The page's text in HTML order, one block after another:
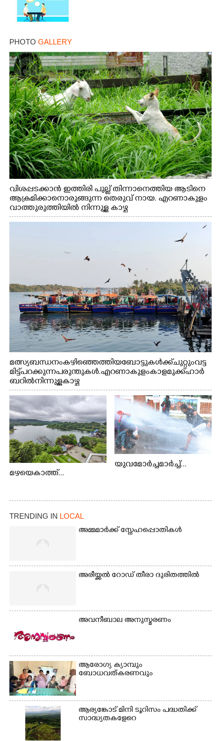
PHOTO GALLERY
വിശപ്പടക്കാൻ ഇത്തിരി പുല്ല് തിന്നാനെത്തിയ ആടിനെ
ആക്രമിക്കാനൊരുങ്ങുന്ന തെരുവ് നായ. എറണാകുളം
വാത്തുരുത്തിയിൽ നിന്നുള്ള കാഴ്ച
മത്സ്യബന്ധനം കഴിഞ്ഞെത്തിയ ബോട്ടുകൾക്ക് ചുറ്റും വട്ട
മിട്ട് പറക്കുന്ന പരുന്തുകൾ. എറണാകുളം കാളമുക്ക് ഹാർ
ബറിൽ നിന്നുള്ള കാഴ്ച
മഴയെകാത്ത്...
യുവമോർച്ചമാർച്ച്...
TRENDING IN LOCAL
അമ്മമാർക്ക് സ്നേഹപ്പൊതികൾ
അരീയ്ക്കൽ റോഡ് തീരാ ദുരിതത്തിൽ
അവനീബാല അനുസ്മരണം
ആരോഗ്യ ക്യാമ്പും
ബോധവത്കരണവും
ആര്യങ്കോട് മിനി ടൂറിസം പദ്ധതിക്ക്
സാദ്ധ്യതകളേറെ